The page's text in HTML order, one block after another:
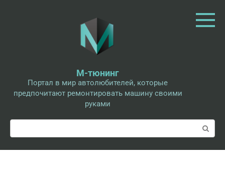
М-тюнинг
Портал в мир автолюбителей, которые
предпочитают ремонтировать машину своими
руками
Поиск: